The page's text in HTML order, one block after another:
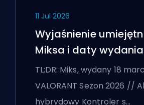
11 Jul 2026
Wyjaśnienie
Miksa i daty
VALORANT
TL;DR: Miks, wydany 18
VALORANT Sezon 2026 //
hybrydowy Kontroler s…